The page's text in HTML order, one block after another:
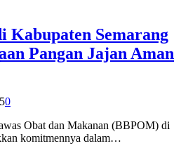
Kabupaten Semarang
Pangan Jajan Aman
0
Obat dan Makanan (BBPOM) di
komitmennya dalam…